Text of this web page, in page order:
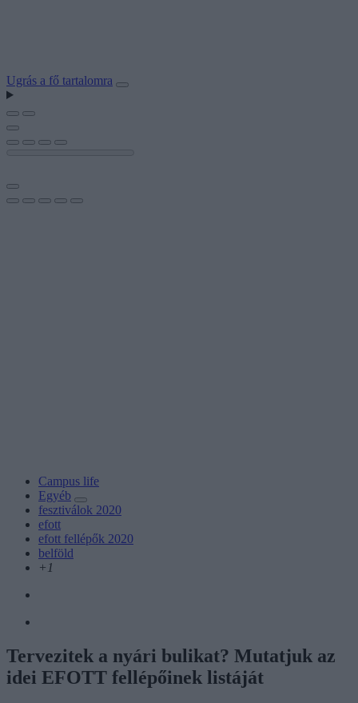
Ugrás a fő tartalomra
Campus life
Egyéb
fesztiválok 2020
efott
efott fellépők 2020
belföld
+1
Tervezitek a nyári bulikat? Mutatjuk az
idei EFOTT fellépőinek listáját